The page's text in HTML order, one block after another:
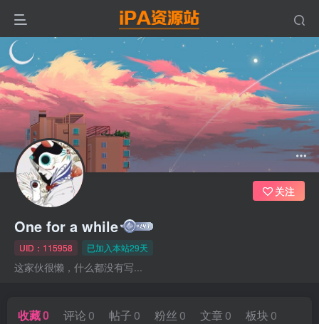
One for a while
UID：115958 已加入本站29天
这家伙很懒，什么都没有写...
关注
收藏0 评论 0 帖子 0 粉丝 0 文章 0 板块 0